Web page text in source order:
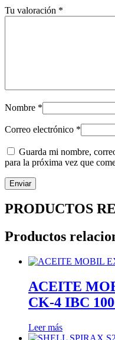
Tu valoración *
Nombre *
Correo electrónico *
Guarda mi nombre,
para la próxima vez que
PRODUCTOS
Productos
ACEITE
CK-4 IBC
Leer más